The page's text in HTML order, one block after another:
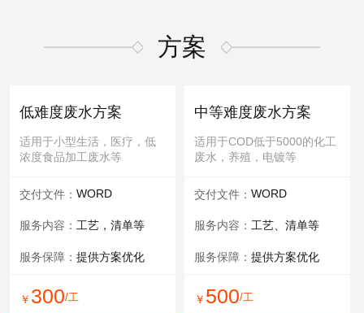
制，增加或删减功能版块等
维修内容：提供编程服务
可选服务：提供管线材料
立即购买
式膜，板式膜，陶瓷膜等
可选服务：提供清洗药剂
服务保障：通量至70%
立即购买
有限空间作业 填料更换
方案
低难度废水方案
适用于小型生活，医疗，低
浓度食品加工废水等
交付文件： WORD
服务内容： 工艺，清单等
服务保障： 提供方案优化
￥ 300/工
中等难度废水方案
适用于COD低于5000的化工
废水，养殖，电镀等
交付文件： WORD
服务内容： 工艺、清单等
服务保障： 提供方案优化
￥ 500/工